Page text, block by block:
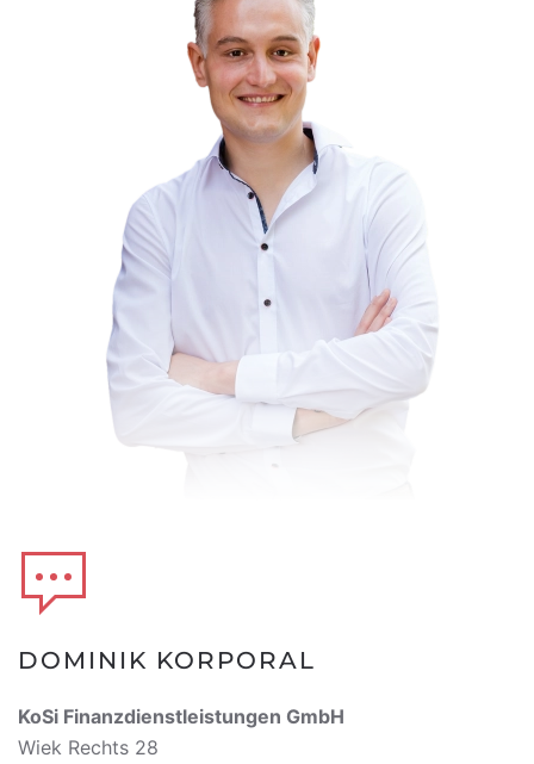
DOMINIK KORPORAL
KoSi Finanzdienstleistungen GmbH
Wiek Rechts 28